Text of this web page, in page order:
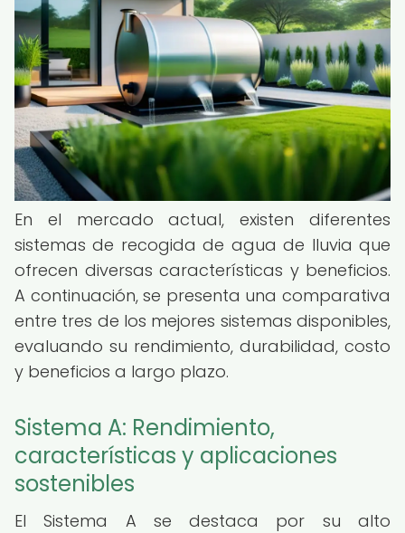
En el mercado actual, existen diferentes
sistemas de recogida de agua de lluvia que
ofrecen diversas características y beneficios.
A continuación, se presenta una comparativa
entre tres de los mejores sistemas disponibles,
evaluando su rendimiento, durabilidad, costo
y beneficios a largo plazo.
Sistema A: Rendimiento,
características y aplicaciones
sostenibles
El Sistema A se destaca por su alto